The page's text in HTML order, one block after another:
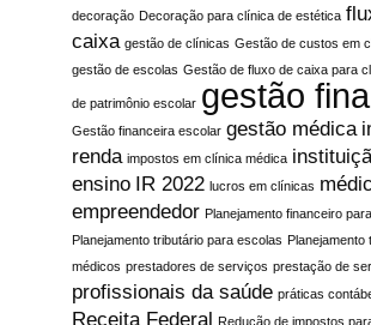
decoração Decoração para clínica de estética
caixa gestão de clínicas Gestão de custos em
gestão de escolas Gestão de fluxo de caixa para
de patrimônio escolar gestão
Gestão financeira escolar gestão médica
renda impostos em clínica médica
ensino IR 2022 lucros em clínicas
empreendedor Planejamento financeiro
Planejamento tributário para escolas Planejamento
médicos prestadores de serviços prestação de
profissionais da saúde práticas
Receita Federal Redução de impostos